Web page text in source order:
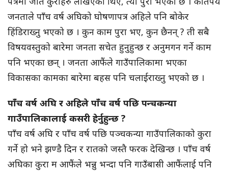
जनताले पाँच वर्ष अघिको घोषणापत्र अहिले पनि बोकेर
हिंडिराख्नु भएको छ । कुन काम पुरा भए, कुन छैनन् ? ती सबै
विषयवस्तुको बारेमा जनता सचेत हुनुहुन्छ र अनुमगन गर्ने काम
पनि भएका छन् । जनता आफैंले गाउँपालिकामा भएका
विकासका कामका बारेमा बहस पनि चलाईराख्नु भएको छ ।
पाँच वर्ष अघि र अहिले पाँच वर्ष पछि पन्चकन्या
गाउँपालिकालाई कसरी हेर्नुहुन्छ ?
पाँच वर्ष अघि र पाँच वर्ष पछि पञ्चकन्या गाउँपालिकाको कुरा
गर्ने हो भने झण्डै दिन र रातको जस्तै फरक देखिन्छ । पाँच वर्ष
अघिका कुरा म आफैंले भन्नु भन्दा पनि गाउँबासी आफैंलाई पनि